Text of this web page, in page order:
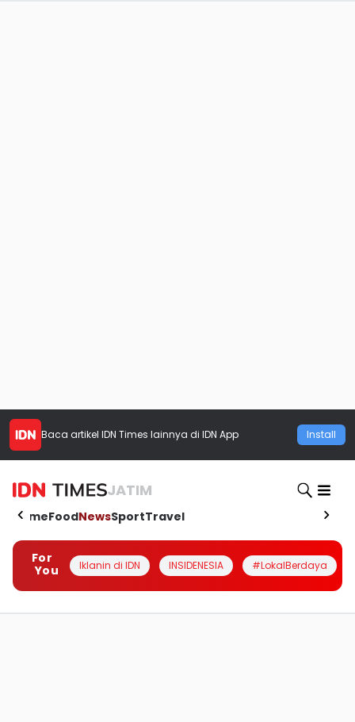
Baca artikel IDN Times lainnya di IDN App Install
JATIM
HomeFoodNewsSportTravel
For
You
Iklanin di IDN INSIDENESIA #LokalBerdaya